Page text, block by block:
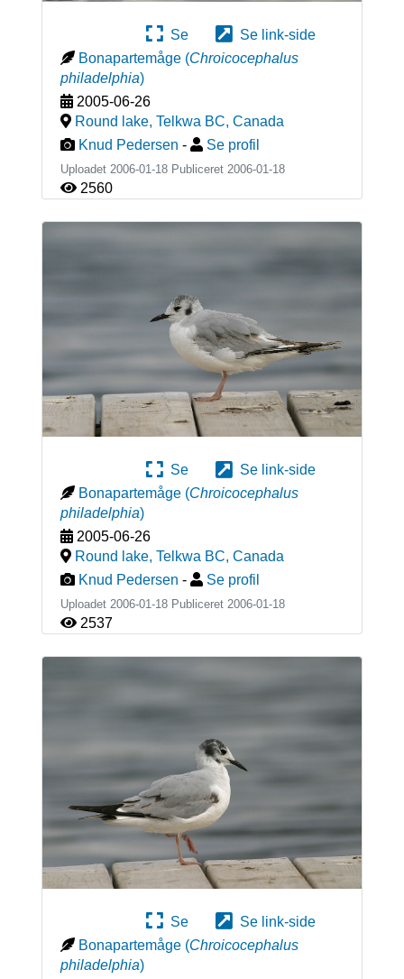
Se
Se link-side
Bonapartemåge (Chroicocephalus
philadelphia)
2005-06-26
Round lake, Telkwa BC, Canada
Knud Pedersen - Se profil
Uploadet 2006-01-18 Publiceret 2006-01-18
2560
Se
Se link-side
Bonapartemåge (Chroicocephalus
philadelphia)
2005-06-26
Round lake, Telkwa BC, Canada
Knud Pedersen - Se profil
Uploadet 2006-01-18 Publiceret 2006-01-18
2537
Se
Se link-side
Bonapartemåge (Chroicocephalus
philadelphia)